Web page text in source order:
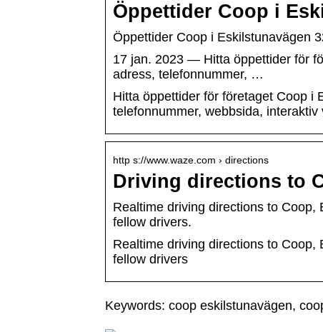
Öppettider Coop i
Öppettider Coop i Eskilstunavägen
17 jan. 2023 — Hitta öppettider för
adress, telefonnummer, …
Hitta öppettider för företaget Coop i
telefonnummer, webbsida,
http s://www.waze.com › directions
Driving directions to
Realtime driving directions to Coop,
fellow drivers.
Realtime driving directions to Coop,
fellow drivers
Keywords: coop eskilstunavägen,